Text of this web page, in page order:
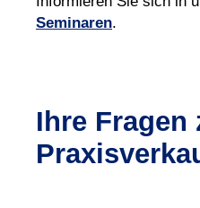
Seminaren.
Ihre Fragen